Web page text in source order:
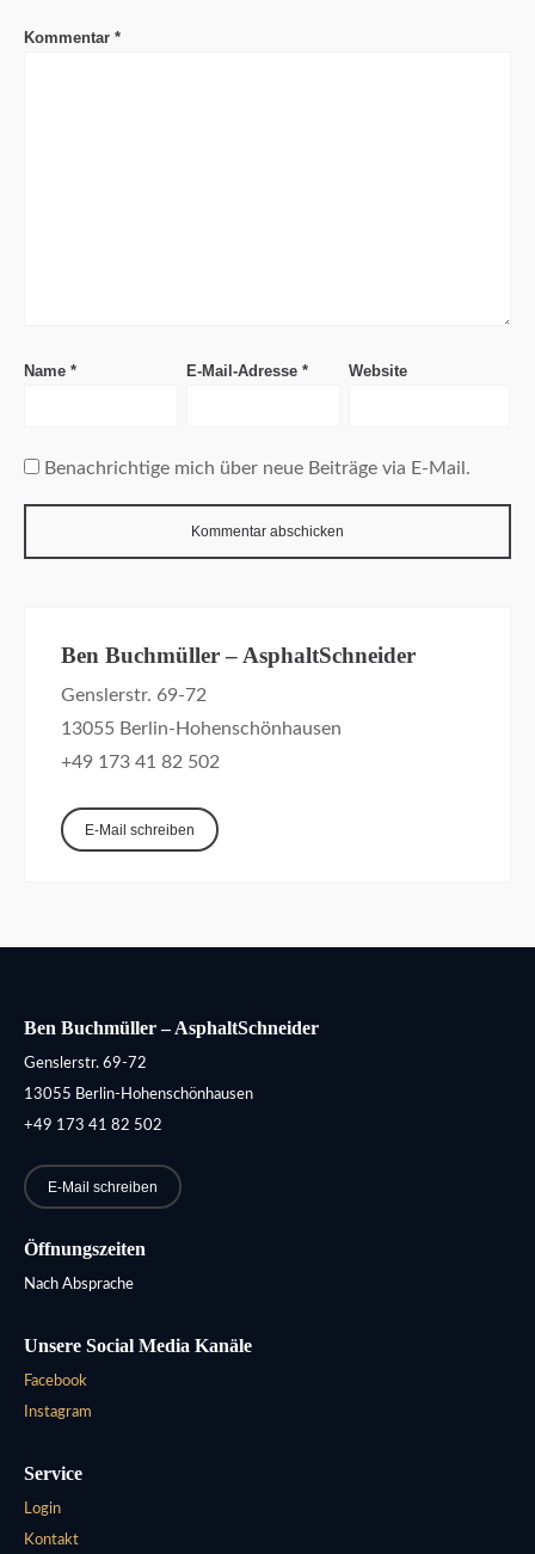
Kommentar *
Name * E-Mail-Adresse * Website
Benachrichtige mich über neue Beiträge via E-Mail.
Ben Buchmüller – AsphaltSchneider
Genslerstr. 69-72
13055 Berlin-Hohenschönhausen
+49 173 41 82 502
E-Mail schreiben
Ben Buchmüller – AsphaltSchneider
Genslerstr. 69-72
13055 Berlin-Hohenschönhausen
+49 173 41 82 502
E-Mail schreiben
Öffnungszeiten
Nach Absprache
Unsere Social Media Kanäle
Facebook
Instagram
Service
Login
Kontakt